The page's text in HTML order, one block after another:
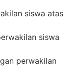
siswa atas
siswa
perwakilan